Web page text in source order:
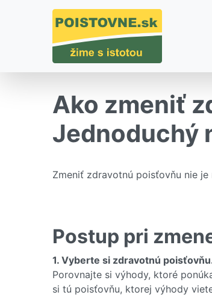
Ako zmeniť
Jednoduchý
Zmeniť zdravotnú poisťovňu nie
Postup pri
1. Vyberte si zdravotnú
Porovnajte si výhody, ktoré
si tú poisťovňu, ktorej výhody